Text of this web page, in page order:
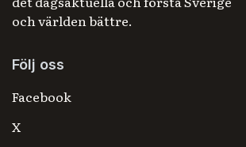
och världen bättre.
Följ oss
Facebook
X